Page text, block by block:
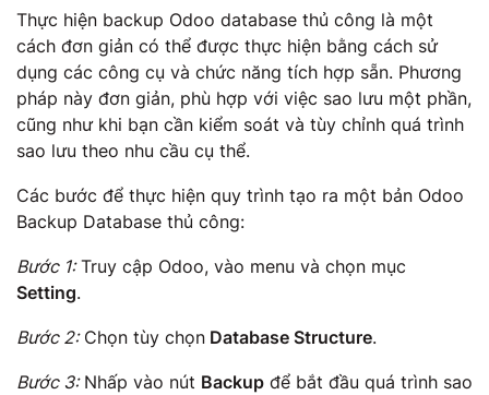
Thực hiện backup Odoo database thủ công là một
cách đơn giản có thể được thực hiện bằng cách sử
dụng các công cụ và chức năng tích hợp sẵn. Phương
pháp này đơn giản, phù hợp với việc sao lưu một phần,
cũng như khi bạn cần kiểm soát và tùy chỉnh quá trình
sao lưu theo nhu cầu cụ thể.
Các bước để thực hiện quy trình tạo ra một bản Odoo
Backup Database thủ công:
Bước 1:Truy cập Odoo, vào menu và chọn mục
Setting.
Bước 2:Chọn tùy chọn Database Structure.
Bước 3:Nhấp vào nút Backup để bắt đầu quá trình sao